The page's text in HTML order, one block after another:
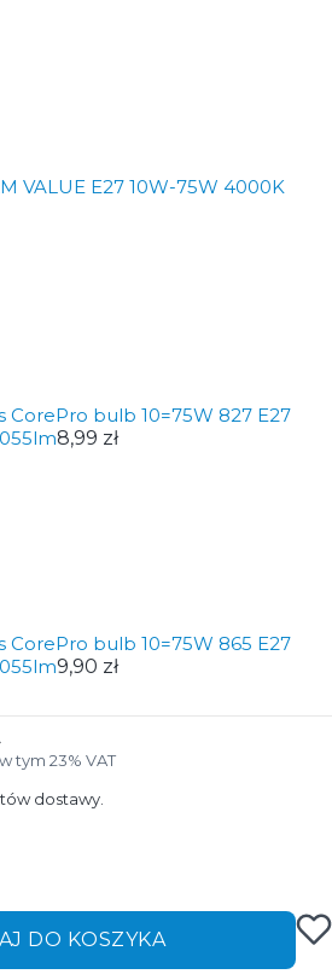
VALUE E27 10W-75W 4000K
CorePro bulb 10=75W 827 E27
8,99 zł
CorePro bulb 10=75W 865 E27
9,90 zł
w tym 23% VAT
w tym 23% VAT
dostawy.
DO KOSZYKA